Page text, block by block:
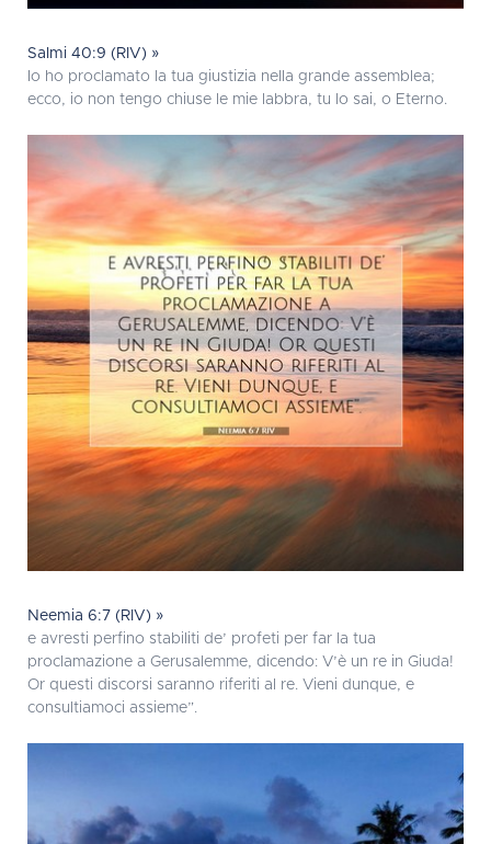
Salmi 40:9 (RIV) »
Io ho proclamato la tua giustizia nella grande assemblea;
ecco, io non tengo chiuse le mie labbra, tu lo sai, o Eterno.
Neemia 6:7 (RIV) »
e avresti perfino stabiliti de’ profeti per far la tua
proclamazione a Gerusalemme, dicendo: V’è un re in Giuda!
Or questi discorsi saranno riferiti al re. Vieni dunque, e
consultiamoci assieme”.